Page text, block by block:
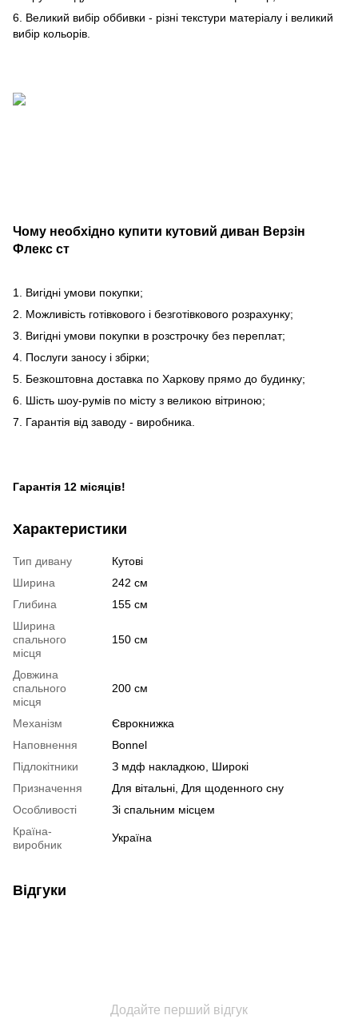
6. Великий вибір оббивки - різні текстури матеріалу і великий
вибір кольорів.
Чому необхідно купити кутовий диван Верзін
Флекс ст
1. Вигідні умови покупки;
2. Можливість готівкового і безготівкового розрахунку;
3. Вигідні умови покупки в розстрочку без переплат;
4. Послуги заносу і збірки;
5. Безкоштовна доставка по Харкову прямо до будинку;
6. Шість шоу-румів по місту з великою вітриною;
7. Гарантія від заводу - виробника.
Гарантія 12 місяців!
Характеристики
Тип дивану
Кутові
Ширина
242 см
Глибина
155 см
Ширина
спального
місця
150 см
Довжина
спального
місця
200 см
Механізм
Єврокнижка
Наповнення
Bonnel
Підлокітники
З мдф накладкою, Широкі
Призначення
Для вітальні, Для щоденного сну
Особливості
Зі спальним місцем
Країна-
виробник
Україна
Відгуки
Додайте перший відгук